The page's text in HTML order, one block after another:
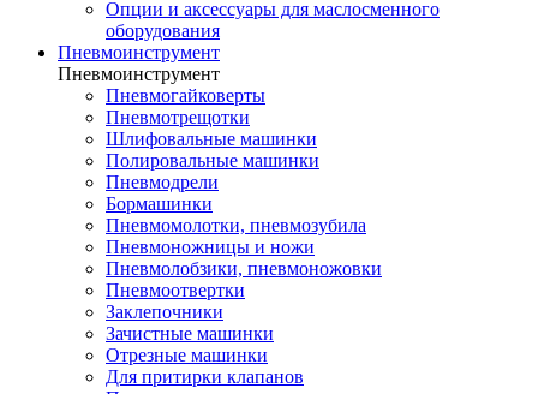
Опции и аксессуары для маслосменного
оборудования
Пневмоинструмент
Пневмоинструмент
Пневмогайковерты
Пневмотрещотки
Шлифовальные машинки
Полировальные машинки
Пневмодрели
Бормашинки
Пневмомолотки, пневмозубила
Пневмоножницы и ножи
Пневмолобзики, пневмоножовки
Пневмоотвертки
Заклепочники
Зачистные машинки
Отрезные машинки
Для притирки клапанов